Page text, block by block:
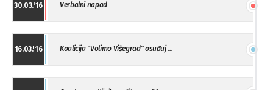
30.03.'16 Verbalni napad
16.03.'16 Koalicija "Volimo Višegrad" osuđuj ...